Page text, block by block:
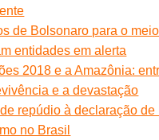
de Bolsonaro para o
entidades em alerta
2018 e a Amazônia:
e a devastação
repúdio à declaração
no Brasil